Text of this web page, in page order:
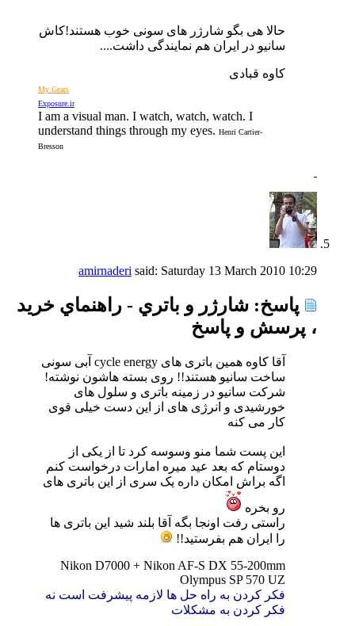
حالا هی بگو شارژر های سونی خوب هستند!کاش
سانیو در ایران هم نمایندگی داشت....
کاوه قبادی
My Gears
Exposure.ir
I am a visual man. I watch, watch, watch. I
understand things through my eyes. Henri Cartier-
Bresson
amirnaderi said: Saturday 13 March 2010 10:29
پاسخ: شارژر و باتري - راهنماي خريد
، پرسش و پاسخ
آقا کاوه همین باتری های cycle energy آبی سونی
ساخت سانیو هستند!! روی بسته هاشون نوشته!
شرکت سانیو در زمینه باتری و سلول های
خورشیدی و انرژی های از این دست خیلی قوی
کار می کنه
این پست شما منو وسوسه کرد تا از یکی از
دوستام که بعد عید میره امارات درخواست کنم
اگه براش امکان داره یک سری از این باتری های
رو بخره
راستی رفت اونجا بگه آقا بلند شید این باتری ها
را ایران هم بفرستید!!
Nikon D7000 + Nikon AF-S DX 55-200mm
Olympus SP 570 UZ
فکر کردن به راه حل ها لازمه پیشرفت است نه
فکر کردن به مشکلات